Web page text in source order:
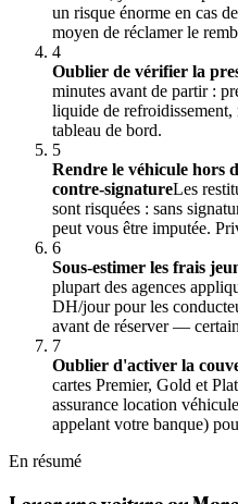
un risque énorme en cas
moyen de réclamer le
4
Oublier de vérifier la
minutes avant de partir :
liquide de
tableau de bord.
5
Rendre le véhicule hors
contre-signatureLes
sont risquées : sans
peut vous être imputée.
6
Sous-estimer les frais
plupart des agences
DH/jour pour les
avant de réserver —
7
Oublier d'activer la
cartes Premier, Gold et
assurance location
appelant votre banque)
En résumé